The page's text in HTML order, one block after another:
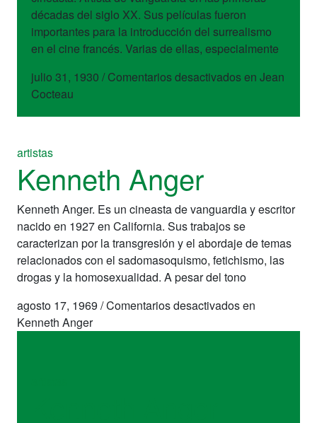
décadas del siglo XX. Sus películas fueron
importantes para la introducción del surrealismo
en el cine francés. Varias de ellas, especialmente
julio 31, 1930 / Comentarios desactivadosen Jean
Cocteau
artistas
Kenneth Anger
Kenneth Anger. Es un cineasta de vanguardia y escritor
nacido en 1927 en California. Sus trabajos se
caracterizan por la transgresión y el abordaje de temas
relacionados con el sadomasoquismo, fetichismo, las
drogas y la homosexualidad. A pesar del tono
agosto 17, 1969 /Comentarios desactivadosen
Kenneth Anger